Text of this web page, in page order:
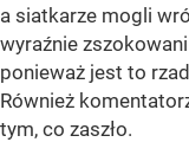
a siatkarze mogli
wyraźnie
ponieważ jest to
Również
tym, co zaszło.